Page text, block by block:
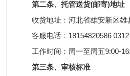
第二条、托管送货(邮寄)地址
收货地址：河北省雄安新区雄
客服电话：18154820586
工作时间：周一至周五9:00-
第三条、审核标准